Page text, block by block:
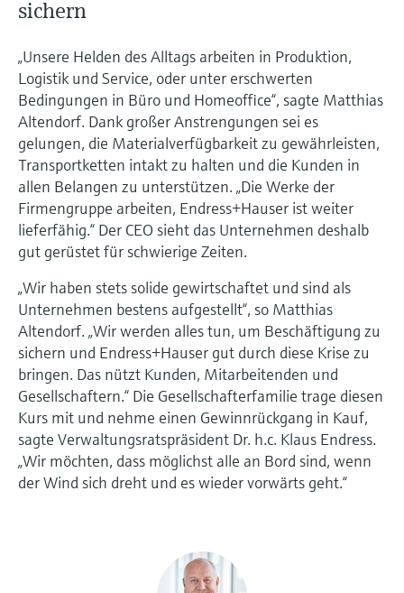
sichern
„Unsere Helden des Alltags arbeiten in Produktion,
Logistik und Service, oder unter erschwerten
Bedingungen in Büro und Homeoffice“, sagte Matthias
Altendorf. Dank großer Anstrengungen sei es
gelungen, die Materialverfügbarkeit zu gewährleisten,
Transportketten intakt zu halten und die Kunden in
allen Belangen zu unterstützen. „Die Werke der
Firmengruppe arbeiten, Endress+Hauser ist weiter
lieferfähig.“ Der CEO sieht das Unternehmen deshalb
gut gerüstet für schwierige Zeiten.
„Wir haben stets solide gewirtschaftet und sind als
Unternehmen bestens aufgestellt“, so Matthias
Altendorf. „Wir werden alles tun, um Beschäftigung zu
sichern und Endress+Hauser gut durch diese Krise zu
bringen. Das nützt Kunden, Mitarbeitenden und
Gesellschaftern.“ Die Gesellschafterfamilie trage diesen
Kurs mit und nehme einen Gewinnrückgang in Kauf,
sagte Verwaltungsratspräsident Dr. h.c. Klaus Endress.
„Wir möchten, dass möglichst alle an Bord sind, wenn
der Wind sich dreht und es wieder vorwärts geht.“